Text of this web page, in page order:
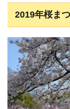
2019年桜ま